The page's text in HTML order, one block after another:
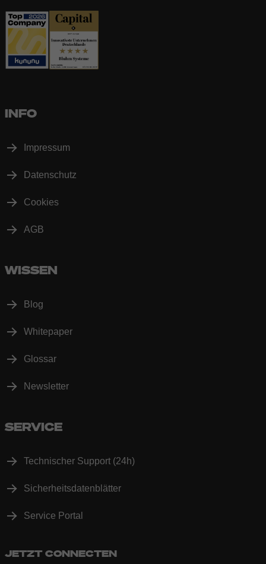
INFO
Impressum
Datenschutz
Cookies
AGB
WISSEN
Blog
Whitepaper
Glossar
Newsletter
SERVICE
Technischer Support (24h)
Sicherheitsdatenblätter
Service Portal
JETZT CONNECTEN